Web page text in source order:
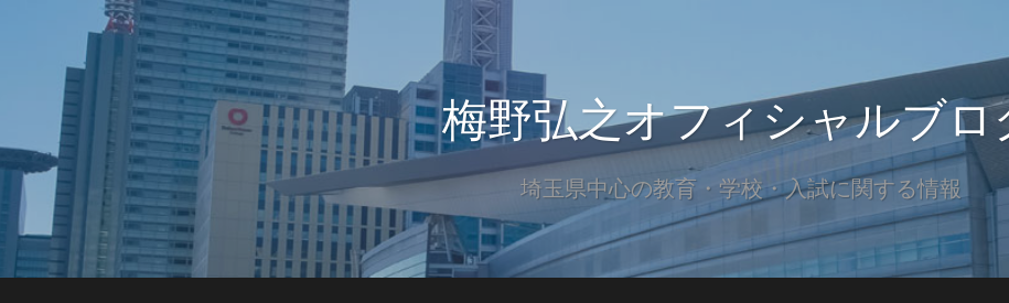
梅野弘之オフィシャルブ
埼玉県中心の教育・学校・入試に関する情報